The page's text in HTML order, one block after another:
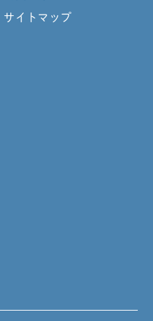
サイトマップ